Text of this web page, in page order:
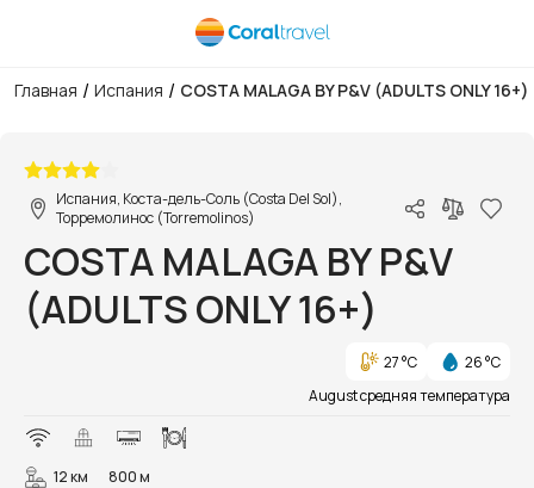
Главная / Испания / COSTA MALAGA BY P&V (ADULTS ONLY 16+)
Испания, Коста-дель-Соль (Costa Del Sol),
Торремолинос (Torremolinos)
COSTA MALAGA BY P&V
(ADULTS ONLY 16+)
27 °C
26 °C
August средняя температура
12 км 800 м